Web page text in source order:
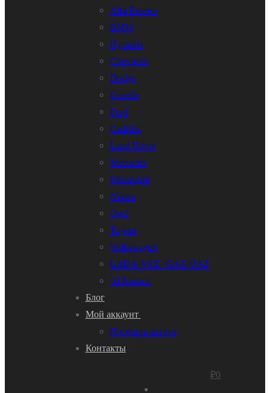
Alfa Romeo
BMW
Hyundai
Chevrolet
Dodge
Gazelle
Ford
Cadillac
Land Rover
Mercedes
Mitsubishi
Nissan
Opel
Toyota
Volkswagen
LADA-VAZ- GAZ-UAZ
3d Колеса
Блог
Мой аккаунт
Профиль автора
Контакты
₽0